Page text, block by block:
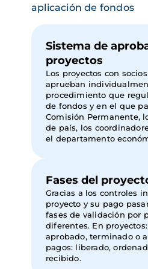
aplicación de fondos
Sistema de
proyectos
Los proyectos con
aprueban
procedimiento que
de fondos y en el que
Comisión Permanente,
de país, los
el departamento
Fases del
Gracias a los controles
proyecto y su pago
fases de validación por
diferentes. En
aprobado, terminado o
pagos: liberado,
recibido.